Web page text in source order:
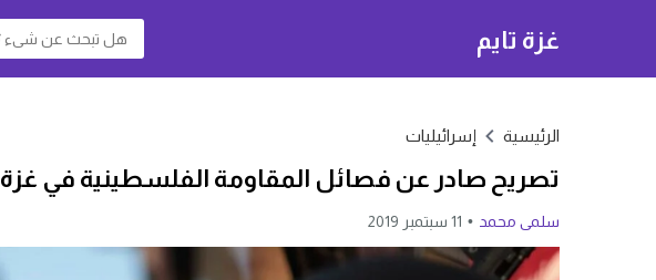
غزة تايم
الرئيسية إسرائيليات
تصريح صادر عن فصائل المقاومة الفلسطينية في غزة
سلمى محمد 11 سبتمبر 2019